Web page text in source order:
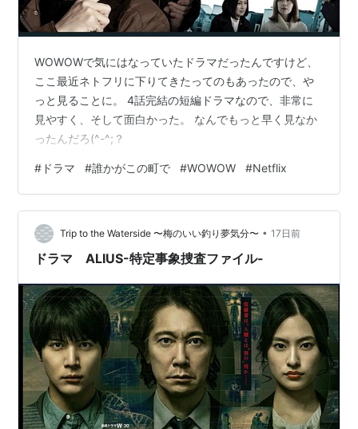
WOWOWで気にはなっていたドラマだったんですけど、
ここ最近ネトフリに下りてきたってのもあったので、や
っと見ることに。 4話完結の短編ドラマなので、非常に
見やすく、そして面白かった。 なんでもっと早く見なか
ったんだろ(^-^;？
# ドラマ #誰かがこの町で #WOWOW #Netflix
Trip to the Waterside 〜梅のいい釣り夢気分〜 • 17日前
ドラマ ALIUS-特定事象捜査ファイル-